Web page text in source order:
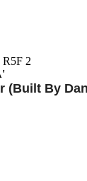
(Built By